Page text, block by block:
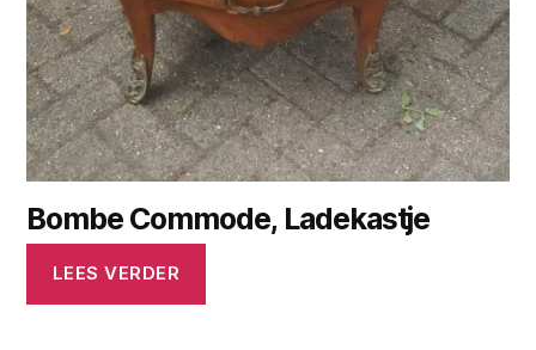
Bombe Commode, Ladekastje
LEES VERDER